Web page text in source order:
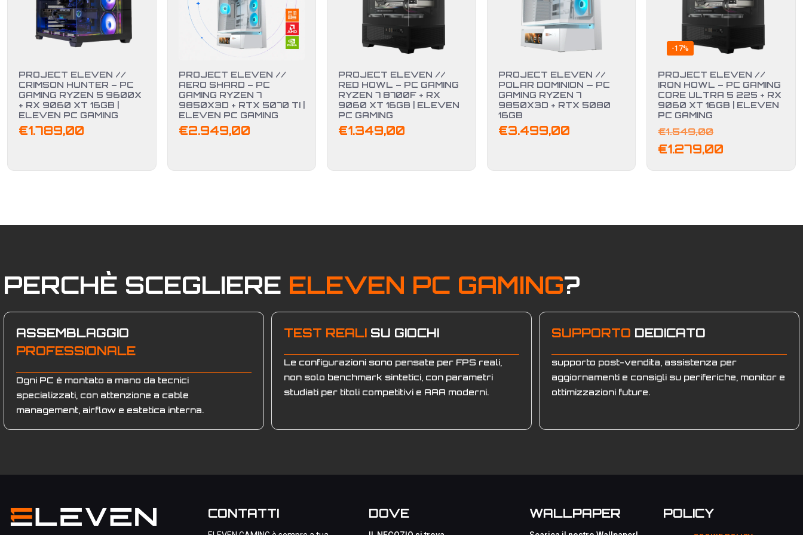
PROJECT ELEVEN //
CRIMSON HUNTER – PC
GAMING RYZEN 5 9600X
+ RX 9060 XT 16GB |
ELEVEN PC GAMING
€1.789,00
PROJECT ELEVEN //
AERO SHARD – PC
GAMING RYZEN 7
9850X3D + RTX 5070 TI |
ELEVEN PC GAMING
€2.949,00
PROJECT ELEVEN //
RED HOWL – PC GAMING
RYZEN 7 8700F + RX
9060 XT 16GB | ELEVEN
PC GAMING
€1.349,00
PROJECT ELEVEN //
POLAR DOMINION — PC
GAMING RYZEN 7
9850X3D + RTX 5080
16GB
€3.499,00
-17%
PROJECT ELEVEN //
IRON HOWL – PC GAMING
CORE ULTRA 5 225 + RX
9060 XT 16GB | ELEVEN
PC GAMING
€1.549,00
prezzo
€1.279,00
PERCHÈ SCEGLIERE ELEVEN PC GAMING?
ASSEMBLAGGIO
PROFESSIONALE
Ogni PC è montato a mano da tecnici
specializzati, con attenzione a cable
management, airflow e estetica interna.
TEST REALISU GIOCHI
Le configurazioni sono pensate per FPS reali,
non solo benchmark sintetici, con parametri
studiati per titoli competitivi e AAA moderni.
SUPPORTO DEDICATO
supporto post-vendita, assistenza per
aggiornamenti e consigli su periferiche, monitor e
ottimizzazioni future.
CONTATTI DOVE WALLPAPER POLICY